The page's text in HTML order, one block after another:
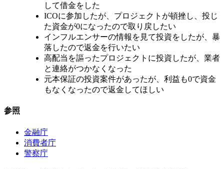
して借金をした
ICOに参加したが、プロジェクトが頓挫し、投じ
た資金が0になったので取り戻したい
インフルエンサーの情報を見て投資をしたが、暴
落したので返金を行いたい
高配当を謳ったプロジェクトに投資したが、業者
と連絡がつかなくなった
元本保証の投資案件があったが、利益も0で資金
もなくなったので返金してほしい
参照
金融庁
消費者庁
警察庁